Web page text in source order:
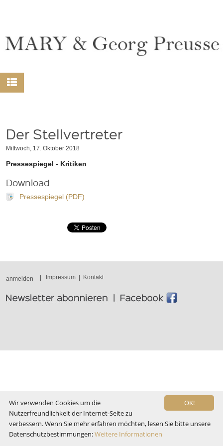
Der Stellvertreter
Mittwoch, 17. Oktober 2018
Pressespiegel - Kritiken
Download
Pressespiegel (PDF)
anmelden Impressum Kontakt
OK!
Wir verwenden Cookies um die
Nutzerfreundlichkeit der Internet-Seite zu
verbessern. Wenn Sie mehr erfahren möchten, lesen Sie bitte unsere
Datenschutzbestimmungen:Weitere Informationen